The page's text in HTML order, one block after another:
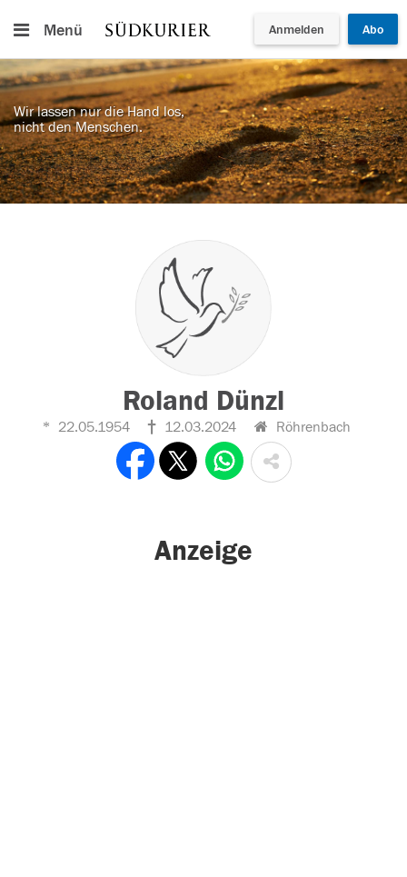
Menü Anmelden Abo
Wir lassen nur die Hand los,
nicht den Menschen.
Roland Dünzl
22.05.1954 12.03.2024 Röhrenbach
Anzeige